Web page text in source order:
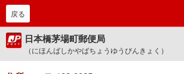
戻る
日本橋茅場町郵便局
（にほんばしかやばちょうゆうびんきょく）